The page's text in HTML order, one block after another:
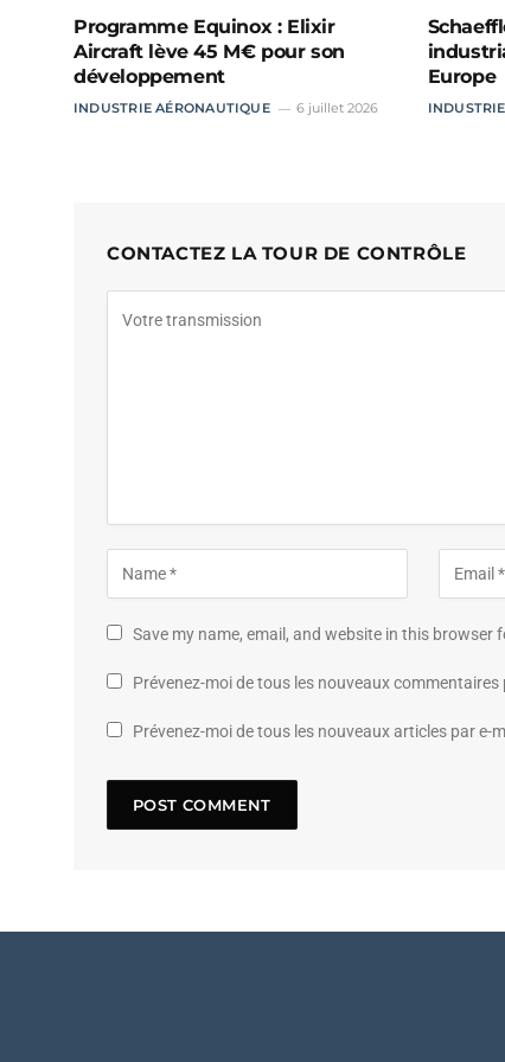
Programme Equinox : Elixir
Aircraft lève 45 M€ pour son
développement
INDUSTRIE AÉRONAUTIQUE 6 juillet 2026
Europe
CONTACTEZ LA TOUR DE CONTRÔLE
Save my name, email, and website in this browser
Prévenez-moi de tous les nouveaux commentaires
Prévenez-moi de tous les nouveaux articles par e-